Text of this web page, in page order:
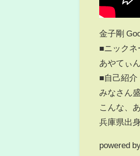
金子剛
■ニックネ
あやてぃん
■自己紹介
みなさん
こんな、
兵庫県出
powered